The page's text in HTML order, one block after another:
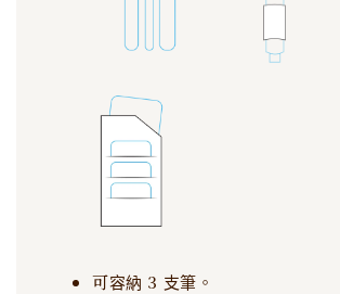
可容納 3 支筆。